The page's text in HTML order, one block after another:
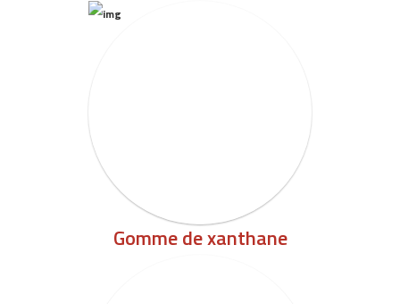
Gomme de xanthane